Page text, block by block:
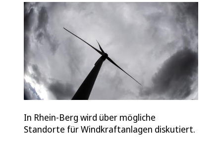
In Rhein-Berg wird über mögliche
Standorte für Windkraftanlagen diskutiert.